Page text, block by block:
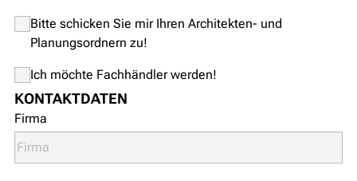
Bitte schicken Sie mir Ihren Architekten- und
Planungsordnern zu!
Ich möchte Fachhändler werden!
KONTAKTDATEN
Firma